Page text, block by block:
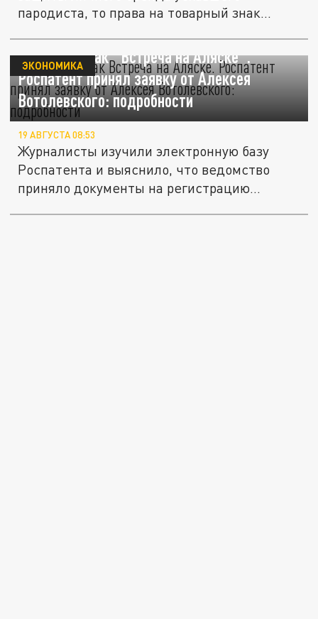
пародиста, то права на товарный знак...
Товарный знак "Встреча на Аляске".
Роспатент принял заявку от Алексея
Вотолевского: подробности
ЭКОНОМИКА
19 АВГУСТА 08:53
Журналисты изучили электронную базу
Роспатента и выяснило, что ведомство
приняло документы на регистрацию...